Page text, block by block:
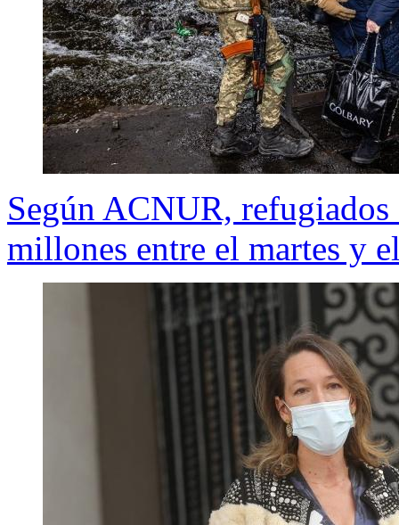
Según ACNUR,
millones entre el martes y